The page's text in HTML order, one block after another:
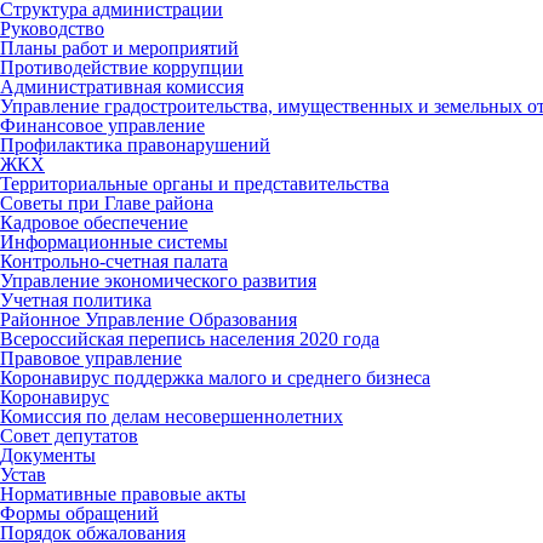
Структура администрации
Руководство
Планы работ и мероприятий
Противодействие коррупции
Административная комиссия
Управление градостроительства, имущественных и земельных
Финансовое управление
Профилактика правонарушений
ЖКХ
Территориальные органы и представительства
Советы при Главе района
Кадровое обеспечение
Информационные системы
Контрольно-счетная палата
Управление экономического развития
Учетная политика
Районное Управление Образования
Всероссийская перепись населения 2020 года
Правовое управление
Коронавирус поддержка малого и среднего бизнеса
Коронавирус
Комиссия по делам несовершеннолетних
Совет депутатов
Документы
Устав
Нормативные правовые акты
Формы обращений
Порядок обжалования